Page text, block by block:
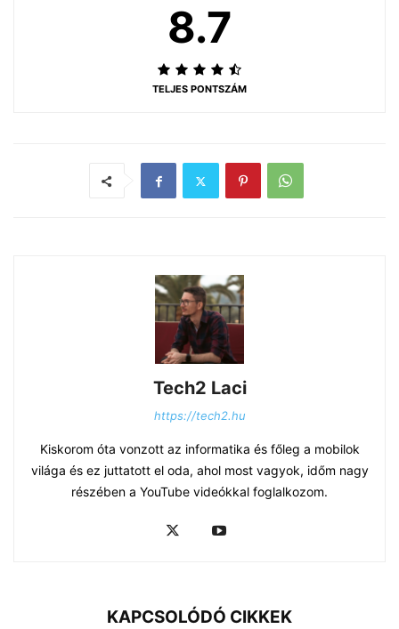
8.7
TELJES PONTSZÁM
Tech2 Laci
https://tech2.hu
Kiskorom óta vonzott az informatika és főleg a mobilok
világa és ez juttatott el oda, ahol most vagyok, időm nagy
részében a YouTube videókkal foglalkozom.
KAPCSOLÓDÓ CIKKEK